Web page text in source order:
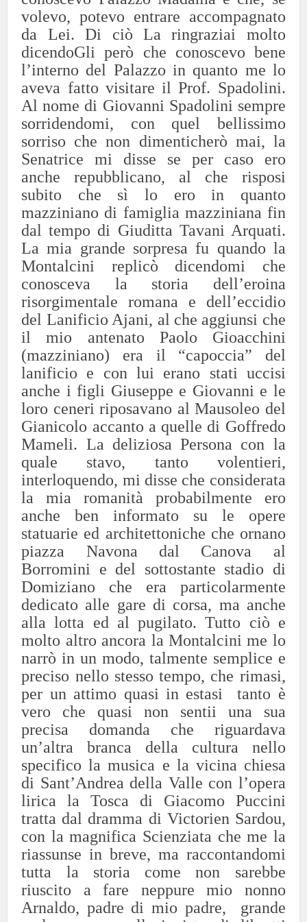
volevo, potevo entrare accompagnato
da Lei. Di ciò La ringraziai molto
dicendoGli però che conoscevo bene
l’interno del Palazzo in quanto me lo
aveva fatto visitare il Prof. Spadolini.
Al nome di Giovanni Spadolini sempre
sorridendomi, con quel bellissimo
sorriso che non dimenticherò mai, la
Senatrice mi disse se per caso ero
anche repubblicano, al che risposi
subito che sì lo ero in quanto
mazziniano di famiglia mazziniana fin
dal tempo di Giuditta Tavani Arquati.
La mia grande sorpresa fu quando la
Montalcini replicò dicendomi che
conosceva la storia dell’eroina
risorgimentale romana e dell’eccidio
del Lanificio Ajani, al che aggiunsi che
il mio antenato Paolo Gioacchini
(mazziniano) era il “capoccia” del
lanificio e con lui erano stati uccisi
anche i figli Giuseppe e Giovanni e le
loro ceneri riposavano al Mausoleo del
Gianicolo accanto a quelle di Goffredo
Mameli. La deliziosa Persona con la
quale stavo, tanto volentieri,
interloquendo, mi disse che considerata
la mia romanità probabilmente ero
anche ben informato su le opere
statuarie ed architettoniche che ornano
piazza Navona dal Canova al
Borromini e del sottostante stadio di
Domiziano che era particolarmente
dedicato alle gare di corsa, ma anche
alla lotta ed al pugilato. Tutto ciò e
molto altro ancora la Montalcini me lo
narrò in un modo, talmente semplice e
preciso nello stesso tempo, che rimasi,
per un attimo quasi in estasi tanto è
vero che quasi non sentii una sua
precisa domanda che riguardava
un’altra branca della cultura nello
specifico la musica e la vicina chiesa
di Sant’Andrea della Valle con l’opera
lirica la Tosca di Giacomo Puccini
tratta dal dramma di Victorien Sardou,
con la magnifica Scienziata che me la
riassunse in breve, ma raccontandomi
tutta la storia come non sarebbe
riuscito a fare neppure mio nonno
Arnaldo, padre di mio padre, grande